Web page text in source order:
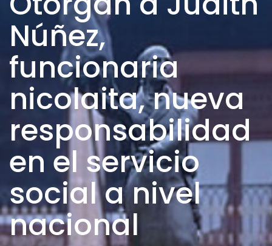
Núñez,
funcionaria
nicolaita, nueva
responsabilidad
en el servicio
social a nivel
nacional